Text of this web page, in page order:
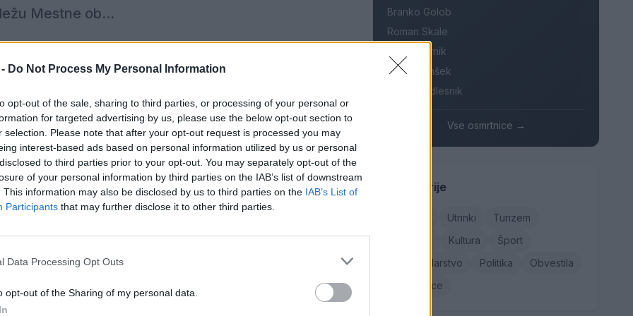
Do Not Process My Personal Information
opt-out of the sale, sharing to third parties, or processing of your personal or
for targeted advertising by us, please use the below opt-out section to
selection. Please note that after your opt-out request is processed you may
interest-based ads based on personal information utilized by us or personal
to third parties prior to your opt-out. You may separately opt-out of the
of your personal information by third parties on the IAB’s list of downstream
This information may also be disclosed by us to third parties on the IAB’s List of
Participants that may further disclose it to other third parties.
Data Processing Opt Outs
opt-out of the Sharing of my personal data.
Mestne ob...
hiš, lahko vso potrebno dokumentacijo glede parkiranja
(Titov trg 1, kletni prostori, pisarna Modre cone).
po telefonu na številki 03 896 18 72.
www.kp-velenje.si(Uporabniški center, Vloge in obrazci,
letnih parkirnih abonmajev in parkirnih kart. Vloge lahko
januarju (v prvem in drugem tednu januarja za cono A in
tednu januarja za cono D).
se glasijo na registrsko številko avtomobila, bodo veljali do
2018. Tem uporabnikom ni treba pošiljati vlog, saj bodo
Branko Golob
Roman Skale
Ivana Mernik
Franc Penšek
Maksi Podlesnik
Vse osmrtnice →
Kategorije
Utrinki
Turizem
Kultura
Šport
Gospodarstvo
Politika
Obvestila
Osmrtnice